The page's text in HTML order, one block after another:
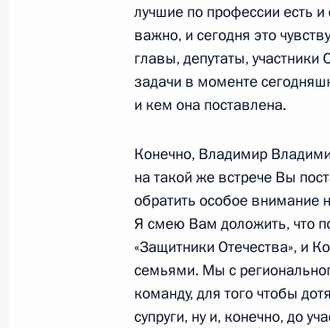
Посещение выставки
24 апреля 2026 года, 16:05
23 апреля, четверг
Встреча с Президентом
23 апреля 2026 года, 17:45
Совещание с членами
лучшие по профессии есть
важно, и сегодня это
главы, депутаты,
задачи в моменте
и кем она поставлена.
Конечно, Владимир
на такой же встрече Вы
обратить особое внимание
Я смею Вам доложить, что
«Защитники Отечества», и
семьями. Мы с
команду, для того чтобы
супруги, ну и, конечно, до